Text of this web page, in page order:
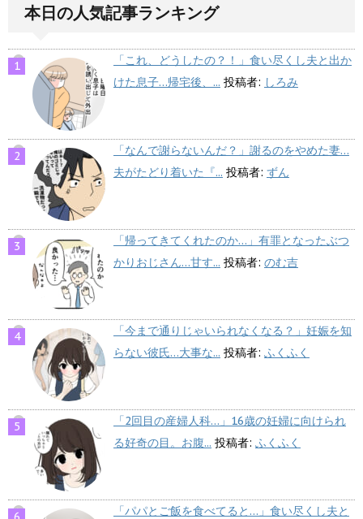
本日の人気記事ランキング
「これ、どうしたの？！」食い尽くし夫と出か
けた息子…帰宅後、... 投稿者: しろみ
「なんで謝らないんだ？」謝るのをやめた妻…
夫がたどり着いた『... 投稿者: ずん
「帰ってきてくれたのか…」有罪となったぶつ
かりおじさん…甘す... 投稿者: のむ吉
「今まで通りじゃいられなくなる？」妊娠を知
らない彼氏…大事な... 投稿者: ふくふく
「2回目の産婦人科…」16歳の妊婦に向けられ
る好奇の目。お腹... 投稿者: ふくふく
「パパとご飯を食べてると…」食い尽くし夫と